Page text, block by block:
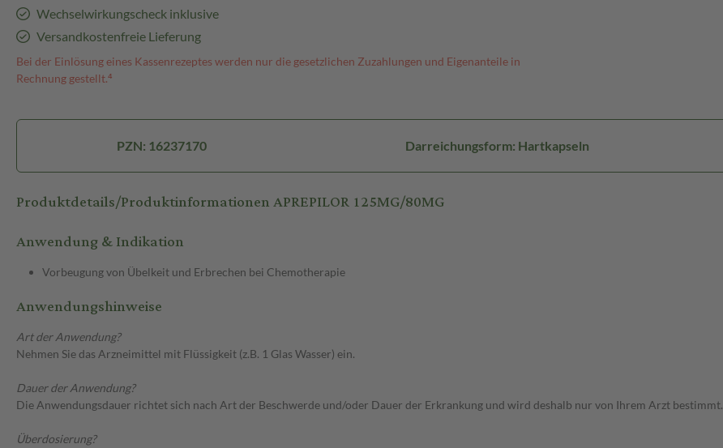
Wechselwirkungscheck inklusive
Versandkostenfreie Lieferung
Bei der Einlösung eines Kassenrezeptes werden nur die gesetzlichen Zuzahlungen und Eigenanteile in
Rechnung gestellt.⁴
PZN: 16237170 Darreichungsform: Hartkapseln
Produktdetails/Produktinformationen APREPILOR 125MG/80MG
Anwendung & Indikation
Vorbeugung von Übelkeit und Erbrechen bei Chemotherapie
Anwendungshinweise
Art der Anwendung?
Nehmen Sie das Arzneimittel mit Flüssigkeit (z.B. 1 Glas Wasser) ein.
Dauer der Anwendung?
Die Anwendungsdauer richtet sich nach Art der Beschwerde und/oder Dauer der Erkrankung und wird deshalb nur von Ihrem Arzt bestimmt.
Überdosierung?